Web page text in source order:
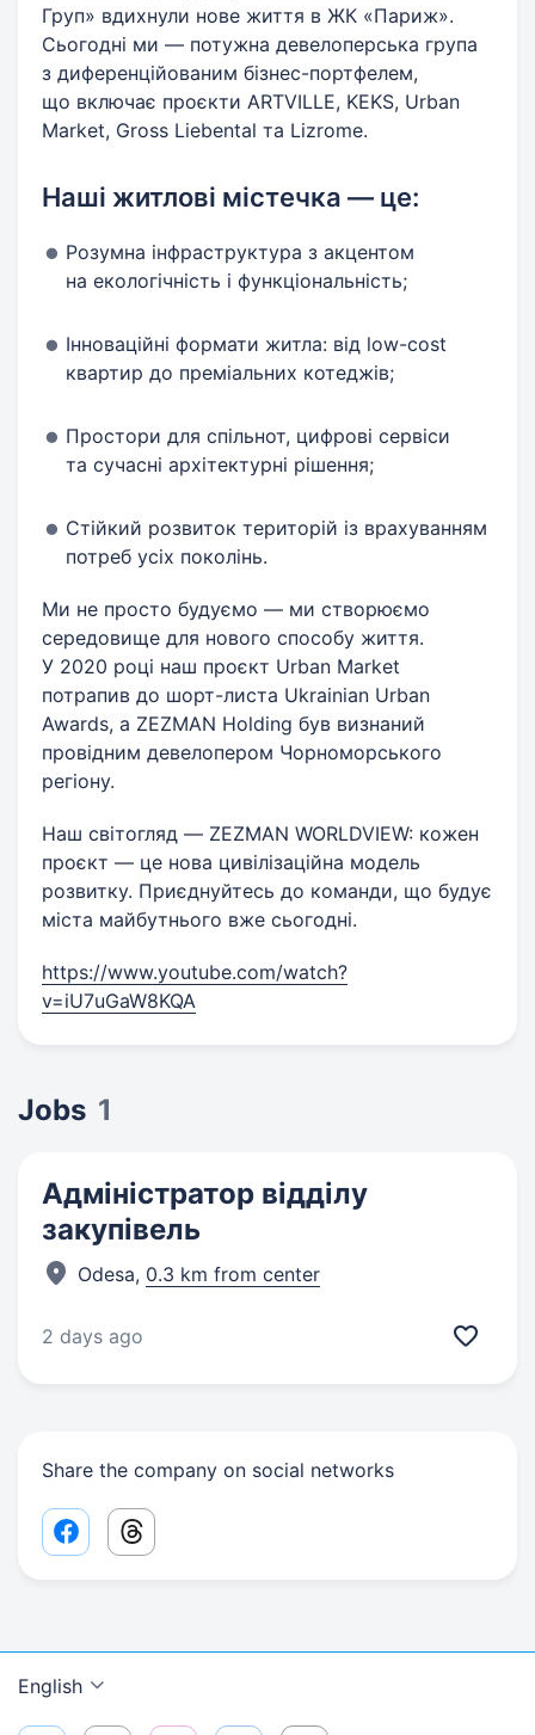
Груп» вдихнули нове життя в ЖК «Париж».
Сьогодні ми — потужна девелоперська група
з диференційованим бізнес-портфелем,
що включає проєкти ARTVILLE, KEKS, Urban
Market, Gross Liebental та Lizrome.
Наші житлові містечка — це:
Розумна інфраструктура з акцентом
на екологічність і функціональність;
Інноваційні формати житла: від low-cost
квартир до преміальних котеджів;
Простори для спільнот, цифрові сервіси
та сучасні архітектурні рішення;
Стійкий розвиток територій із врахуванням
потреб усіх поколінь.
Ми не просто будуємо — ми створюємо
середовище для нового способу життя.
У 2020 році наш проєкт Urban Market
потрапив до шорт-листа Ukrainian Urban
Awards, а ZEZMAN Holding був визнаний
провідним девелопером Чорноморського
регіону.
Наш світогляд — ZEZMAN WORLDVIEW: кожен
проєкт — це нова цивілізаційна модель
розвитку. Приєднуйтесь до команди, що будує
міста майбутнього вже сьогодні.
https://www.youtube.com/watch?
v=iU7uGaW8KQA
Jobs 1
Адміністратор відділу
закупівель
Odesa, 0.3 km from center
2 days ago
Share the company on social networks
Facebook share link
Threads share link
English